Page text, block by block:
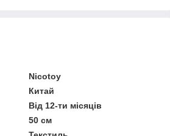
Nicotoy
Китай
Від 12-ти місяців
50 см